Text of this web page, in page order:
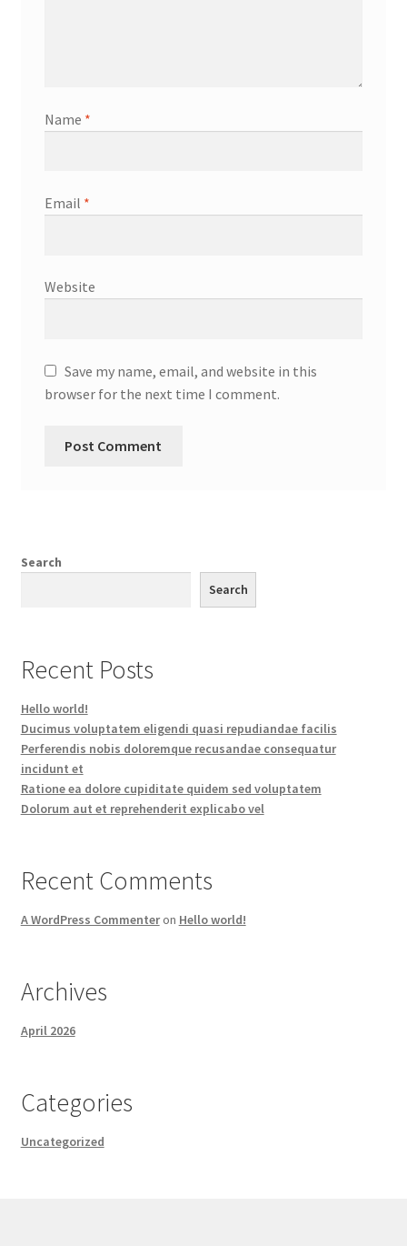
Name *
Email *
Website
Save my name, email, and website in this
browser for the next time I comment.
Search
Search
Recent Posts
Hello world!
Ducimus voluptatem eligendi quasi repudiandae facilis
Perferendis nobis doloremque recusandae consequatur
incidunt et
Ratione ea dolore cupiditate quidem sed voluptatem
Dolorum aut et reprehenderit explicabo vel
Recent Comments
A WordPress Commenteron Hello world!
Archives
April 2026
Categories
Uncategorized